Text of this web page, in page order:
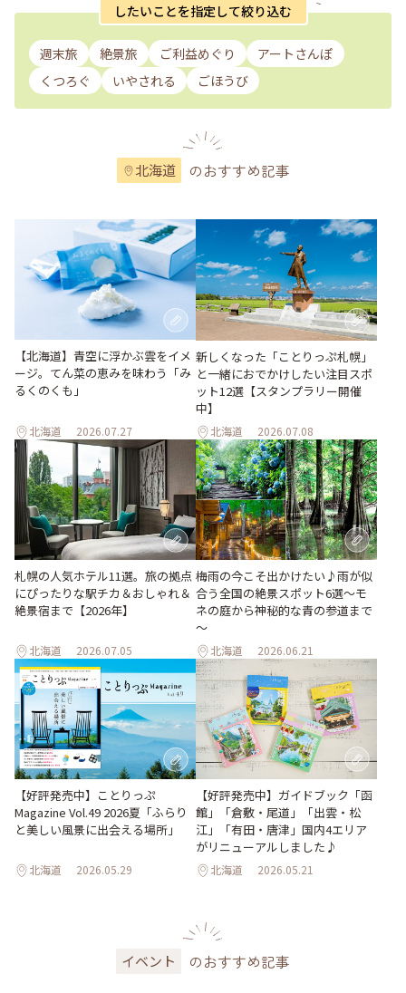
したいことを指定して絞り込む
週末旅 絶景旅 ご利益めぐり
アートさんぽ
くつろぐ
いやされる ごほうび
北海道 のおすすめ記事
【北海道】青空に浮かぶ雲をイメ
ージ。てん菜の恵みを味わう「み
るくのくも」
北海道 2026.07.27
新しくなった「ことりっぷ札幌」
と一緒におでかけしたい注目スポ
ット12選【スタンプラリー開催
中】
北海道 2026.07.08
札幌の人気ホテル11選。旅の拠点
にぴったりな駅チカ＆おしゃれ＆
絶景宿まで【2026年】
北海道 2026.07.05
梅雨の今こそ出かけたい♪雨が似
合う全国の絶景スポット6選～モ
ネの庭から神秘的な青の参道まで
～
北海道 2026.06.21
【好評発売中】ことりっぷ
Magazine Vol.49 2026夏「ふらり
と美しい風景に出会える場所」
北海道 2026.05.29
【好評発売中】ガイドブック「函
館」「倉敷・尾道」「出雲・松
江」「有田・唐津」国内4エリア
がリニューアルしました♪
北海道 2026.05.21
イベント のおすすめ記事